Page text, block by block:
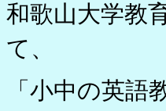
和歌山大学教
て、
「小中の英